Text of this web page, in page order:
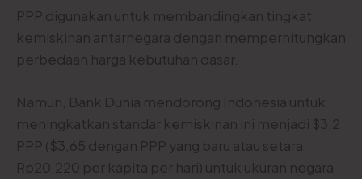
PPP digunakan untuk membandingkan tingkat
kemiskinan antarnegara dengan memperhitungkan
perbedaan harga kebutuhan dasar.
Namun, Bank Dunia mendorong Indonesia untuk
meningkatkan standar kemiskinan ini menjadi $3,2
PPP ($3,65 dengan PPP yang baru atau setara
Rp20.220 per kapita per hari) untuk ukuran negara